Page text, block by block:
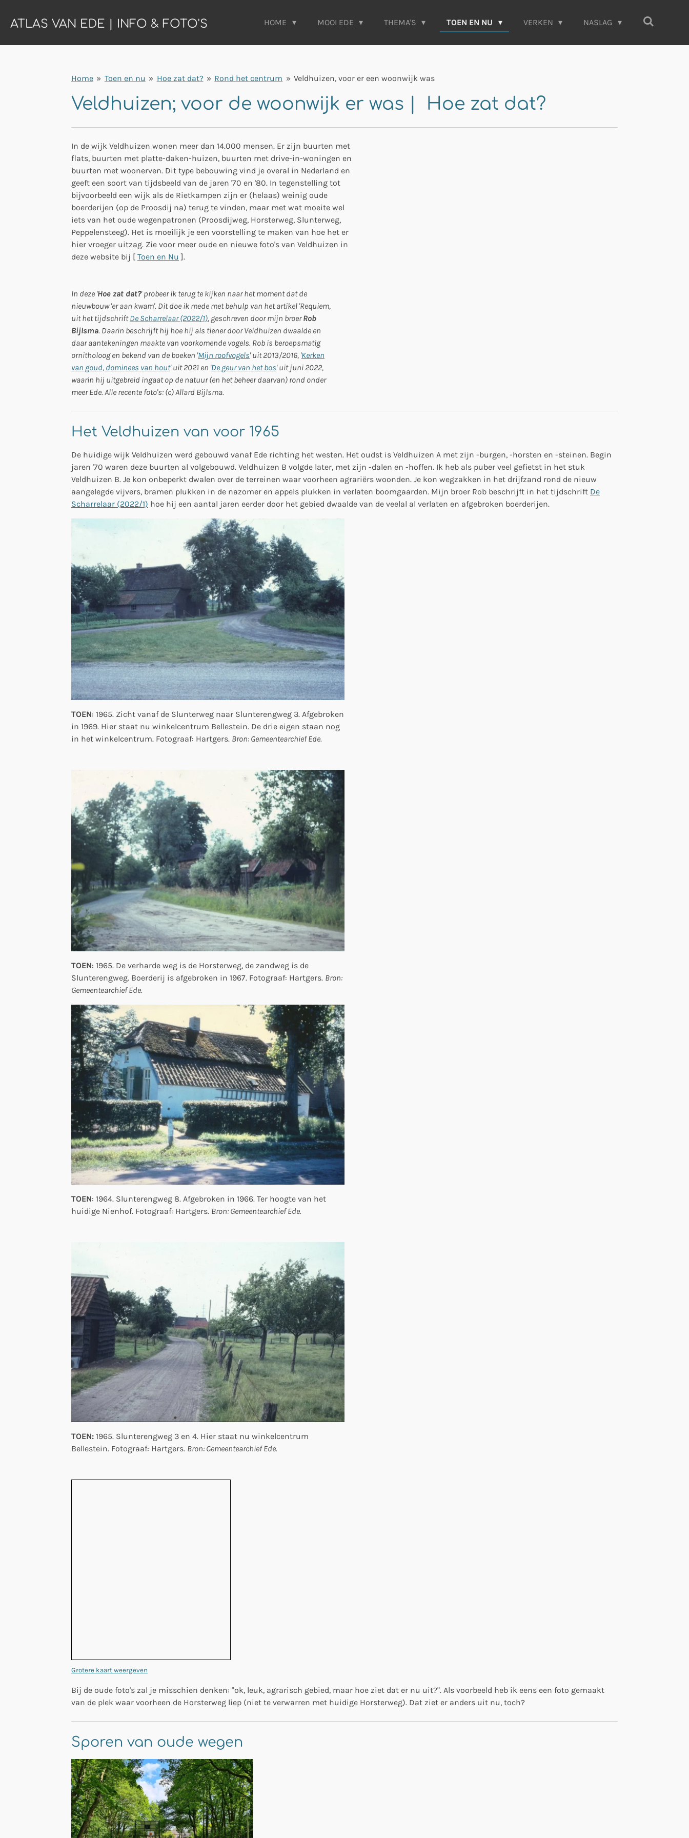
direct
de
ATLAS VAN EDE | INFO & FOTO'S HOME MOOI EDE THEMA'S TOEN EN NU VERKEN NASLAG
Home » Toen en nu » Hoe zat dat? » Rond het centrum » Veldhuizen, voor er een woonwijk was
Veldhuizen; voor de woonwijk er was | Hoe zat dat?
In de wijk Veldhuizen wonen meer dan 14.000 mensen. Er zijn buurten met
flats, buurten met platte-daken-huizen, buurten met drive-in-woningen en
buurten met woonerven. Dit type bebouwing vind je overal in Nederland en
geeft een soort van tijdsbeeld van de jaren '70 en '80. In tegenstelling tot
bijvoorbeeld een wijk als de Rietkampen zijn er (helaas) weinig oude
boerderijen (op de Proosdij na) terug te vinden, maar met wat moeite wel
iets van het oude wegenpatronen (Proosdijweg, Horsterweg, Slunterweg,
Peppelensteeg). Het is moeilijk je een voorstelling te maken van hoe het er
hier vroeger uitzag. Zie voor meer oude en nieuwe foto's van Veldhuizen in
deze website bij [ Toen en Nu ].
In deze 'Hoe zat dat?' probeer ik terug te kijken naar het moment dat de
nieuwbouw 'er aan kwam'. Dit doe ik mede met behulp van het artikel 'Requiem,
uit het tijdschriftDe Scharrelaar (2022/1), geschreven door mijn broerRob
Bijlsma. Daarin beschrijft hij hoe hij als tiener door Veldhuizen dwaalde en
daar aantekeningen maakte van voorkomende vogels. Rob is beroepsmatig
ornitholoog en bekend van de boeken 'Mijn roofvogels' uit 2013/2016, 'Kerken
van goud, dominees van hout' uit 2021 en 'De geur van het bos' uit juni 2022,
waarin hij uitgebreid ingaat op de natuur (en het beheer daarvan) rond onder
meer Ede. Alle recente foto's: (c) Allard Bijlsma.
Het Veldhuizen van voor 1965
De huidige wijk Veldhuizen werd gebouwd vanaf Ede richting het westen. Het oudst is Veldhuizen A met zijn -burgen, -horsten en -steinen. Begin
jaren '70 waren deze buurten al volgebouwd. Veldhuizen B volgde later, met zijn -dalen en -hoffen. Ik heb als puber veel gefietst in het stuk
Veldhuizen B. Je kon onbeperkt dwalen over de terreinen waar voorheen agrariërs woonden. Je kon wegzakken in het drijfzand rond de nieuw
aangelegde vijvers, bramen plukken in de nazomer en appels plukken in verlaten boomgaarden. Mijn broer Rob beschrijft in het tijdschrift De
Scharrelaar (2022/1) hoe hij een aantal jaren eerder door het gebied dwaalde van de veelal al verlaten en afgebroken boerderijen.
TOEN: 1965. Zicht vanaf de Slunterweg naar Slunterengweg 3. Afgebroken
in 1969. Hier staat nu winkelcentrum Bellestein. De drie eigen staan nog
in het winkelcentrum. Fotograaf: Hartgers. Bron: Gemeentearchief Ede.
TOEN: 1965. De verharde weg is de Horsterweg, de zandweg is de
Slunterengweg. Boerderij is afgebroken in 1967. Fotograaf: Hartgers. Bron:
Gemeentearchief Ede.
TOEN: 1964. Slunterengweg 8. Afgebroken in 1966. Ter hoogte van het
huidige Nienhof. Fotograaf: Hartgers. Bron: Gemeentearchief Ede.
TOEN: 1965. Slunterengweg 3 en 4. Hier staat nu winkelcentrum
Bellestein. Fotograaf: Hartgers. Bron: Gemeentearchief Ede.
Grotere kaart weergeven
Bij de oude foto's zal je misschien denken: "ok, leuk, agrarisch gebied, maar hoe ziet dat er nu uit?". Als voorbeeld heb ik eens een foto gemaakt
van de plek waar voorheen de Horsterweg liep (niet te verwarren met huidige Horsterweg). Dat ziet er anders uit nu, toch?
Sporen van oude wegen